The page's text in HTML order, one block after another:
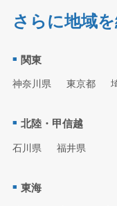
さらに地域
関東
神奈川県 東京都
北陸・甲信越
石川県 福井県
東海